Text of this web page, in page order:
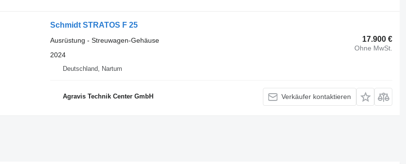
Schmidt STRATOS F 25
17.900 €
Ohne MwSt.
Ausrüstung - Streuwagen-Gehäuse
2024
Deutschland, Nartum
Agravis Technik Center GmbH Verkäufer kontaktieren